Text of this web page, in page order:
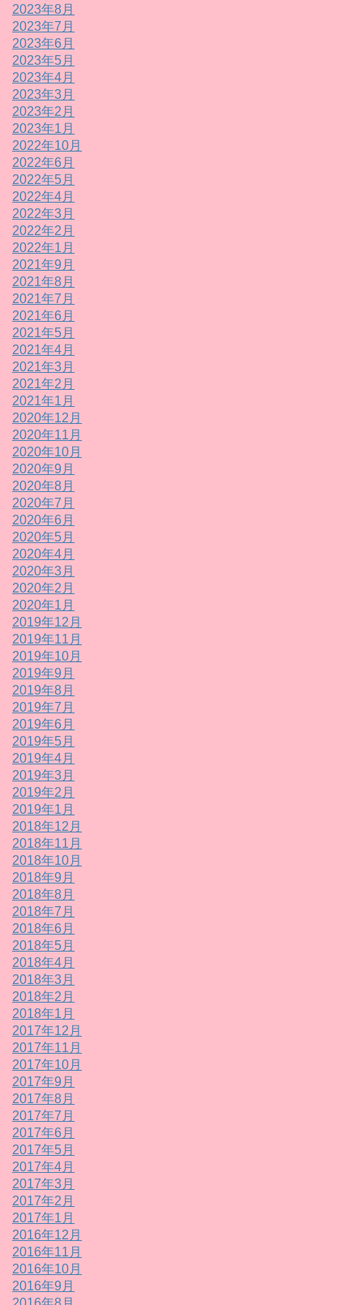
2023年8月
2023年7月
2023年6月
2023年5月
2023年4月
2023年3月
2023年2月
2023年1月
2022年10月
2022年6月
2022年5月
2022年4月
2022年3月
2022年2月
2022年1月
2021年9月
2021年8月
2021年7月
2021年6月
2021年5月
2021年4月
2021年3月
2021年2月
2021年1月
2020年12月
2020年11月
2020年10月
2020年9月
2020年8月
2020年7月
2020年6月
2020年5月
2020年4月
2020年3月
2020年2月
2020年1月
2019年12月
2019年11月
2019年10月
2019年9月
2019年8月
2019年7月
2019年6月
2019年5月
2019年4月
2019年3月
2019年2月
2019年1月
2018年12月
2018年11月
2018年10月
2018年9月
2018年8月
2018年7月
2018年6月
2018年5月
2018年4月
2018年3月
2018年2月
2018年1月
2017年12月
2017年11月
2017年10月
2017年9月
2017年8月
2017年7月
2017年6月
2017年5月
2017年4月
2017年3月
2017年2月
2017年1月
2016年12月
2016年11月
2016年10月
2016年9月